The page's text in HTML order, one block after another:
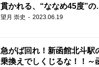
貫かれる、“ななめ45度”の
学とは？
望月 崇史 2023.06.19
急がば回れ！新函館北斗駅
乗換えでしくじるな！！～